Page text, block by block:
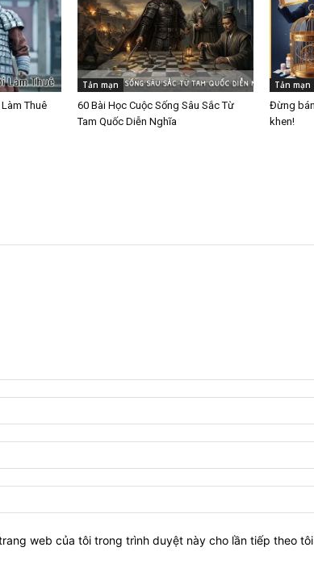
Thuê
Tản mạn
60 Bài Học Cuộc Sống Sâu Sắc Từ
Tam Quốc Diễn Nghĩa
Tản mạn
Đừng
khen!
web của tôi trong trình duyệt này cho lần tiếp theo